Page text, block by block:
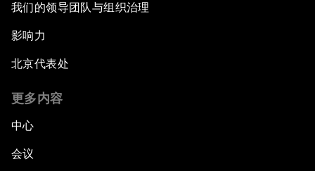
我们的领导团队与组织治理
影响力
北京代表处
更多内容
中心
会议